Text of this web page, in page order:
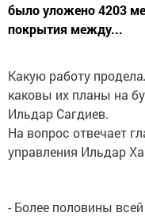
было уложено 4203
покрытия между...
Какую работу
каковы их планы на
Ильдар Сагдиев.
На вопрос отвечает
управления Ильдар
- Более половины